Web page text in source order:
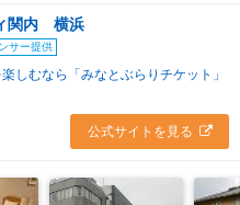
関内 横浜
サー提供
しむなら「みなとぶらりチケット」
公式サイトを見る